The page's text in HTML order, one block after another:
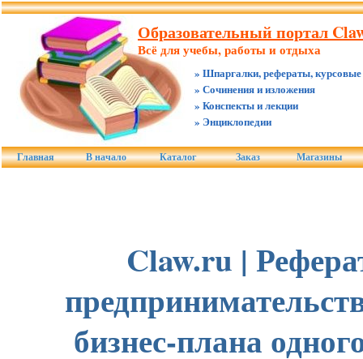
Образовательный портал
Всё для учебы, работы и отдыха
» Шпаргалки, рефераты, курсовые
» Сочинения и изложения
» Конспекты и лекции
» Энциклопедии
Главная В начало Каталог Заказ Магазины
Claw.ru |
бизнес-плана